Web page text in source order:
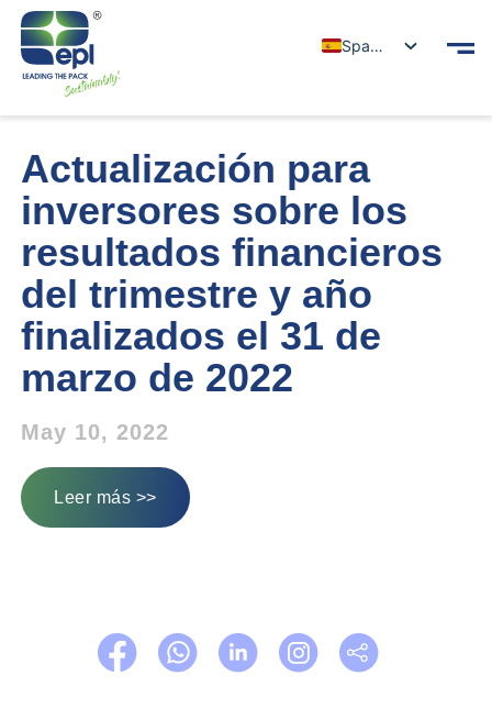
Spanish
Actualización para
inversores sobre los
resultados financieros
del trimestre y año
finalizados el 31 de
marzo de 2022
May 10, 2022
Leer más >>